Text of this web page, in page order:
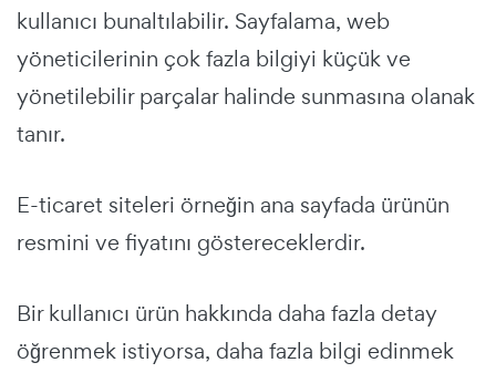
kullanıcı bunaltılabilir. Sayfalama, web
yöneticilerinin çok fazla bilgiyi küçük ve
yönetilebilir parçalar halinde sunmasına olanak
tanır.
E-ticaret siteleri örneğin ana sayfada ürünün
resmini ve fiyatını göstereceklerdir.
Bir kullanıcı ürün hakkında daha fazla detay
öğrenmek istiyorsa, daha fazla bilgi edinmek